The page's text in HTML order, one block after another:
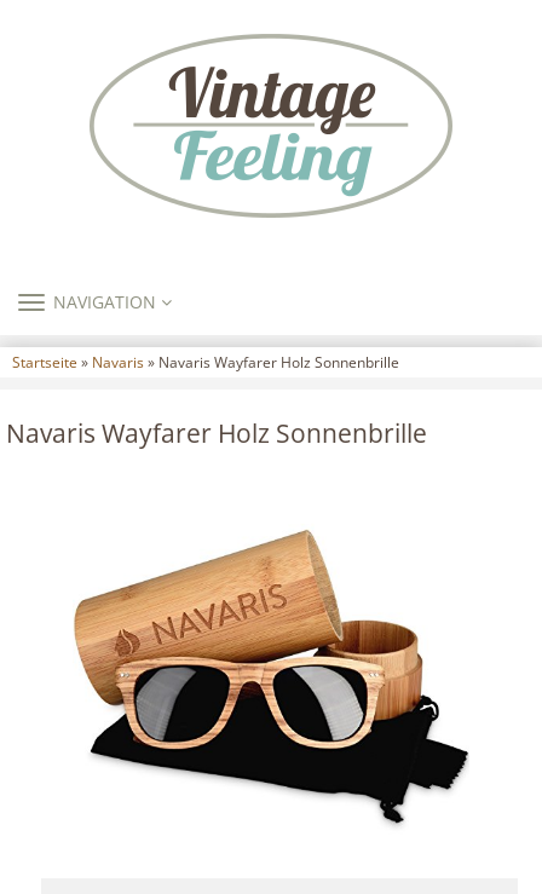
TOGGLE
NAVIGATION
Startseite » Navaris» Navaris Wayfarer Holz Sonnenbrille
Navaris Wayfarer Holz Sonnenbrille